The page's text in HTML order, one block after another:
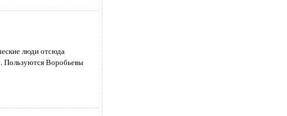
люди отсюда
Пользуются Воробьевы